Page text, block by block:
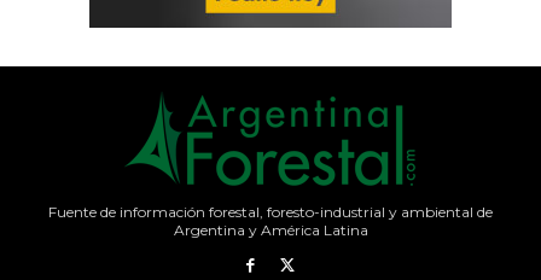
Fuente de información forestal, foresto-industrial y ambiental de
Argentina y América Latina